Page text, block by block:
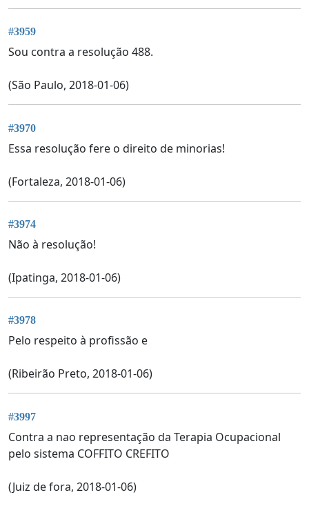
#3959
Sou contra a resolução 488.
(São Paulo, 2018-01-06)
#3970
Essa resolução fere o direito de minorias!
(Fortaleza, 2018-01-06)
#3974
Não à resolução!
(Ipatinga, 2018-01-06)
#3978
Pelo respeito à profissão e
(Ribeirão Preto, 2018-01-06)
#3997
Contra a nao representação da Terapia Ocupacional
pelo sistema COFFITO CREFITO
(Juiz de fora, 2018-01-06)